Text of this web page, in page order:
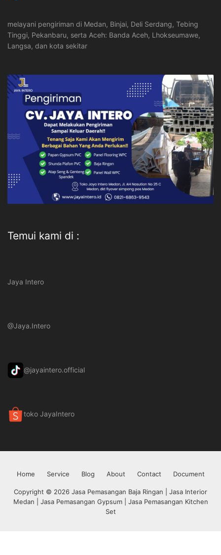
melayani pengiriman di Medan, Binjai, Deli Serdang, Tebing
Tinggi, Pekanbaru, serta Aceh: Banda Aceh, Lhokseumawe,
Langsa, dan kota sekitar
Temui kami di :
Jaya Intero
@Jaya.Intero
@jayaintero.official
toko JayaIntero
Home Service Blog About Contact Document
Copyright © 2026 Jasa Pemasangan Baja Ringan | Jasa Interior
Medan | Jasa Pemasangan Gypsum | Jasa Pemasangan Kitchen
Set